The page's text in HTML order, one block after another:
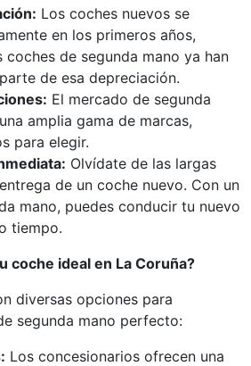
Los coches nuevos se
en los primeros años,
coches de segunda mano ya han
de esa depreciación.
El mercado de segunda
amplia gama de marcas,
para elegir.
Olvídate de las largas
de un coche nuevo. Con un
mano, puedes conducir tu nuevo
tiempo.
coche ideal en La Coruña?
diversas opciones para
segunda mano perfecto:
Los concesionarios ofrecen una